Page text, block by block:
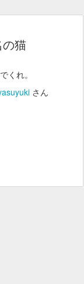
猫
くれ。
さん